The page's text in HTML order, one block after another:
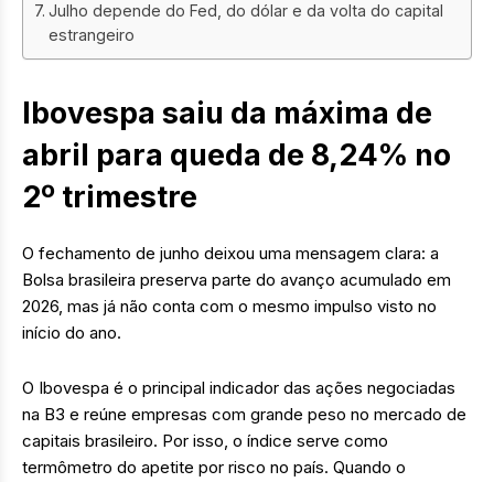
Julho depende do Fed, do dólar e da volta do capital
estrangeiro
Ibovespa saiu da máxima de
abril para queda de 8,24% no
2º trimestre
O fechamento de junho deixou uma mensagem clara: a
Bolsa brasileira preserva parte do avanço acumulado em
2026, mas já não conta com o mesmo impulso visto no
início do ano.
O Ibovespa é o principal indicador das ações negociadas
na B3 e reúne empresas com grande peso no mercado de
capitais brasileiro. Por isso, o índice serve como
termômetro do apetite por risco no país. Quando o